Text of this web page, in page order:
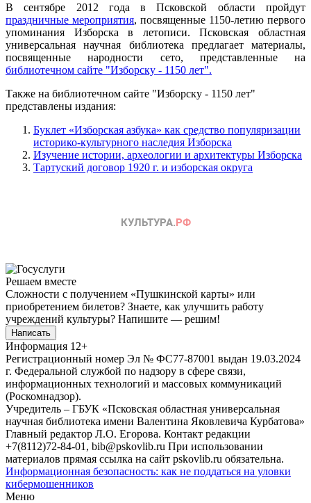
В сентябре 2012 года в Псковской области пройдут
праздничные мероприятия, посвященные 1150-летию первого
упоминания Изборска в летописи. Псковская областная
универсальная научная библиотека предлагает материалы,
посвященные народности сето, представленные на
библиотечном сайте "Изборску - 1150 лет".
Также на библиотечном сайте "Изборску - 1150 лет"
представлены издания:
Буклет «Изборская азбука» как средство популяризации
историко-культурного наследия Изборска
Изучение истории, археологии и архитектуры Изборска
Тартуский договор 1920 г. и изборская округа
Решаем вместе
Сложности с получением «Пушкинской карты» или
приобретением билетов? Знаете, как улучшить работу
учреждений культуры? Напишите — решим!
Написать
Информация 12+
Регистрационный номер Эл № ФС77-87001 выдан 19.03.2024
г. Федеральной службой по надзору в сфере связи,
информационных технологий и массовых коммуникаций
(Роскомнадзор).
Учредитель – ГБУК «Псковская областная универсальная
научная библиотека имени Валентина Яковлевича Курбатова»
Главный редактор Л.О. Егорова. Контакт редакции
+7(8112)72-84-01, bib@pskovlib.ru При использовании
материалов прямая ссылка на сайт pskovlib.ru обязательна.
Информационная безопасность: как не поддаться на уловки
кибермошенников
Меню